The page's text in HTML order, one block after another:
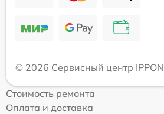
© 2026 Сервисный центр IPPON
Стоимость ремонта
Оплата и доставка